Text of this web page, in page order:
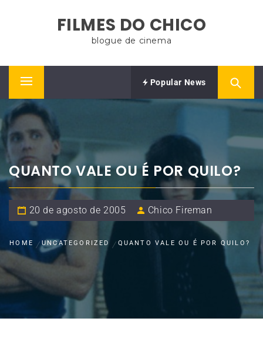
FILMES DO CHICO
blogue de cinema
Primary
Menu
Popular News
QUANTO VALE OU É POR QUILO?
20 de agosto de 2005 Chico Fireman
HOME UNCATEGORIZED QUANTO VALE OU É POR QUILO?